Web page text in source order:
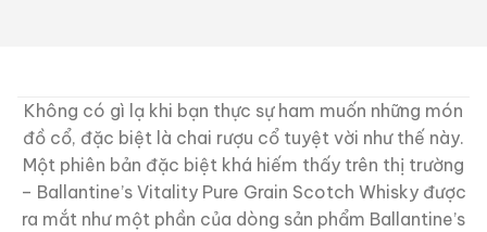
Không có gì lạ khi bạn thực sự ham muốn những món
đồ cổ, đặc biệt là chai rượu cổ tuyệt vời như thế này.
Một phiên bản đặc biệt khá hiếm thấy trên thị trường
– Ballantine’s Vitality Pure Grain Scotch Whisky được
ra mắt như một phần của dòng sản phẩm Ballantine’s